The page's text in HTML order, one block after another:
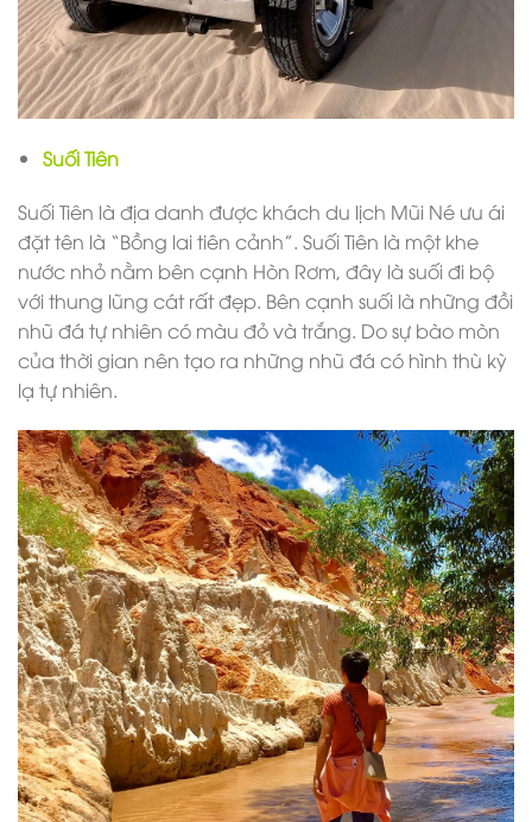
Suối Tiên
Suối Tiên là địa danh được khách du lịch Mũi Né ưu ái
đặt tên là “Bồng lai tiên cảnh”. Suối Tiên là một khe
nước nhỏ nằm bên cạnh Hòn Rơm, đây là suối đi bộ
với thung lũng cát rất đẹp. Bên cạnh suối là những đồi
nhũ đá tự nhiên có màu đỏ và trắng. Do sự bào mòn
của thời gian nên tạo ra những nhũ đá có hình thù kỳ
lạ tự nhiên.